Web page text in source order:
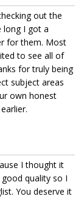
out the
long I got a
for them. Most
to see all of
for truly being
subject areas
own honest
I thought it
quality so I
You deserve it